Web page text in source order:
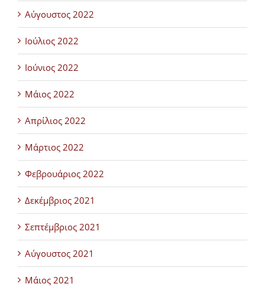
Αύγουστος 2022
Ιούλιος 2022
Ιούνιος 2022
Μάιος 2022
Απρίλιος 2022
Μάρτιος 2022
Φεβρουάριος 2022
Δεκέμβριος 2021
Σεπτέμβριος 2021
Αύγουστος 2021
Μάιος 2021